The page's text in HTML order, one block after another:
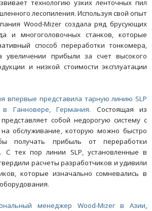
технологию узких ленточных пил
лесопиления. Используя свой опыт
Wood-Mizer создала ряд брусующих
и многоголовочных станков, которые
способ переработки тонкомера,
увеличении прибыли за счет высокого
и низкой стоимости эксплуатации
впервые представила тарную линию SLP
в Ганновере, Германия. Состоящая из
собой недорогую систему с
обслуживание, которую можно быстро
получать прибыль от переработки
С тех пор линии SLP, установленные в
расчеты разработчиков и удивили
которые изначально сомневались в
менеджер Wood-Mizer в Азии,